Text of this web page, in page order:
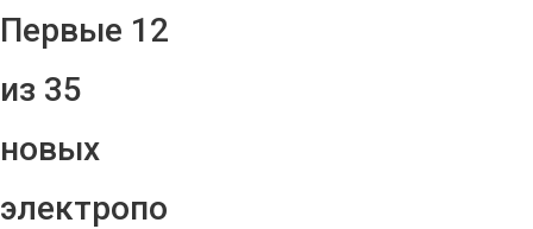
Первые 12
из 35
новых
электропо